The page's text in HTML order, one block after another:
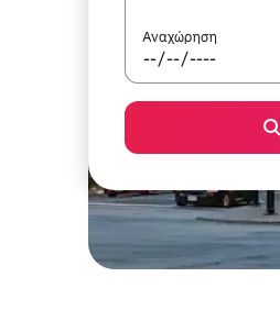
Αναχώρηση